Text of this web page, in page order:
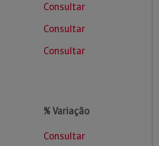
Consultar
Consultar
Consultar
% Variação
Consultar